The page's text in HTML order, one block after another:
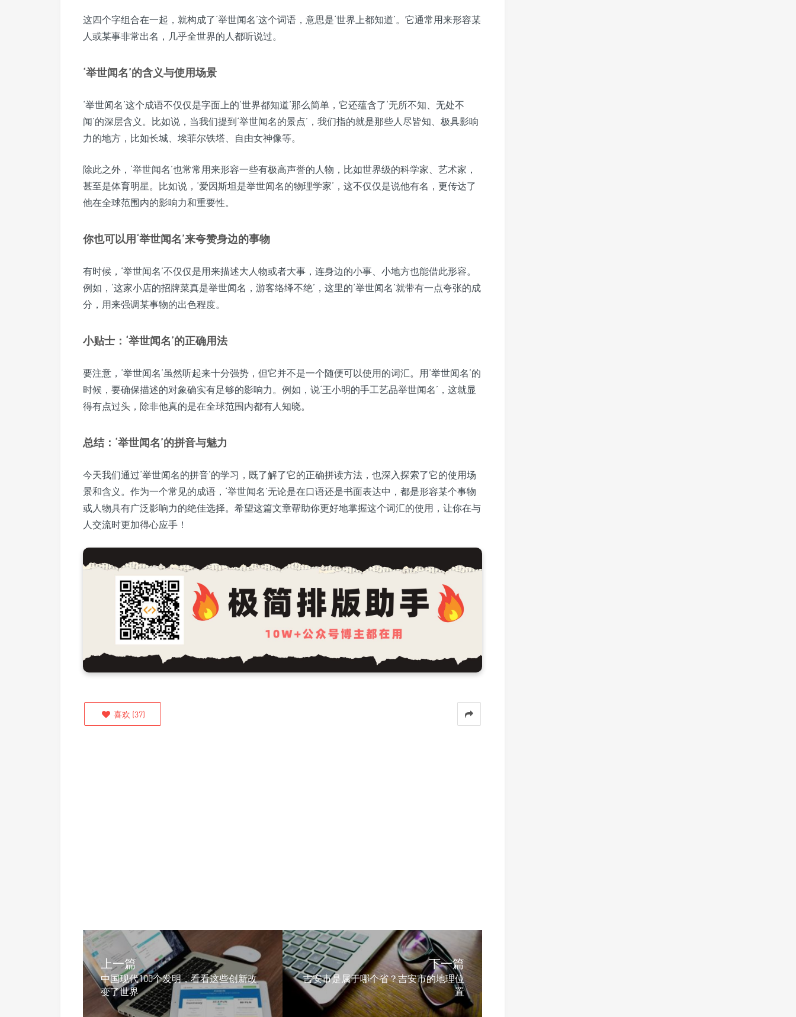
这四个字组合在一起，就构成了‘举世闻名’这个词语，意思是‘世界上都知道’。它通常用来形容某
人或某事非常出名，几乎全世界的人都听说过。
‘举世闻名’的含义与使用场景
‘举世闻名’这个成语不仅仅是字面上的‘世界都知道’那么简单，它还蕴含了‘无所不知、无处不
闻’的深层含义。比如说，当我们提到‘举世闻名的景点’，我们指的就是那些人尽皆知、极具影响
力的地方，比如长城、埃菲尔铁塔、自由女神像等。
除此之外，‘举世闻名’也常常用来形容一些有极高声誉的人物，比如世界级的科学家、艺术家，
甚至是体育明星。比如说，‘爱因斯坦是举世闻名的物理学家’，这不仅仅是说他有名，更传达了
他在全球范围内的影响力和重要性。
你也可以用‘举世闻名’来夸赞身边的事物
有时候，‘举世闻名’不仅仅是用来描述大人物或者大事，连身边的小事、小地方也能借此形容。
例如，‘这家小店的招牌菜真是举世闻名，游客络绎不绝’，这里的‘举世闻名’就带有一点夸张的成
分，用来强调某事物的出色程度。
小贴士：‘举世闻名’的正确用法
要注意，‘举世闻名’虽然听起来十分强势，但它并不是一个随便可以使用的词汇。用‘举世闻名’的
时候，要确保描述的对象确实有足够的影响力。例如，说‘王小明的手工艺品举世闻名’，这就显
得有点过头，除非他真的是在全球范围内都有人知晓。
总结：‘举世闻名’的拼音与魅力
今天我们通过‘举世闻名的拼音’的学习，既了解了它的正确拼读方法，也深入探索了它的使用场
景和含义。作为一个常见的成语，‘举世闻名’无论是在口语还是书面表达中，都是形容某个事物
或人物具有广泛影响力的绝佳选择。希望这篇文章帮助你更好地掌握这个词汇的使用，让你在与
人交流时更加得心应手！
喜欢 (37)
上一篇
中国现代100个发明，看看这些创新改
变了世界
下一篇
吉安市是属于哪个省？吉安市的地理位
置